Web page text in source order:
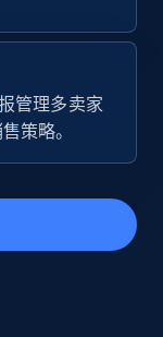
by
and
立即开始
管理多卖家
策略。